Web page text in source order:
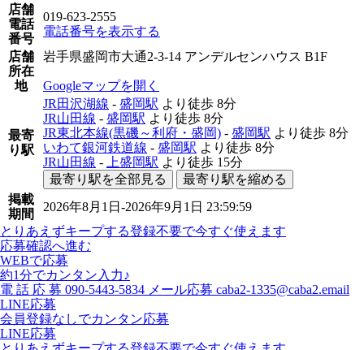
店舗
電話
番号
019-623-2555
電話番号を表示する
店舗
所在
地
岩手県盛岡市大通2-3-14 アンデルセンハウス B1F
Googleマップを開く
最寄
り駅
JR田沢湖線 - 盛岡駅 より徒歩 8分
JR山田線 - 盛岡駅 より徒歩 8分
JR東北本線(黒磯～利府・盛岡) - 盛岡駅 より徒歩 8分
いわて銀河鉄道線 - 盛岡駅 より徒歩 8分
JR山田線 - 上盛岡駅 より徒歩 15分
最寄り駅を全部見る
最寄り駅を縮める
掲載
期間
2026年8月1日-2026年9月1日 23:59:59
とりあえずキープする登録不要で今すぐ使えます
応募確認へ進む
WEBで応募
約1分でカンタン入力♪
電 話 応 募 090-5443-5834 メール応募 caba2-1335@caba2.email
LINE応募
会員登録なしでカンタン応募
LINE応募